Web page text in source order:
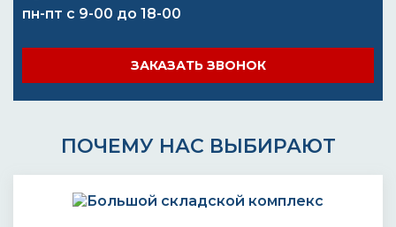
пн-пт с 9-00 до 18-00
ЗАКАЗАТЬ ЗВОНОК
ПОЧЕМУ НАС ВЫБИРАЮТ